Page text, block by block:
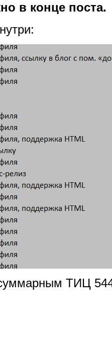
в конце поста.
ТИЦ